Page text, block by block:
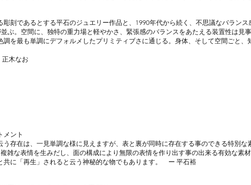
彫刻であるとする平石のジュエリー作品と、1990年代から続く、不思議なバラン
並ぶ。空間に、独特の重力場と軽やかさ、緊張感のバランスをあたえる装置性は
調を最も単調にデフォルメしたプリミティブさに通じる。身体、そして空間ごと、
木なお
メント
う存在は、一見単調な様に見えますが、表と裏が同時に存在する事のできる特別
雑な表情を生みだし、面の構成により無限の表情を作り出す事の出来る有効な素
共に「再生」されると云う神秘的な物でもあります。 ー 平石裕